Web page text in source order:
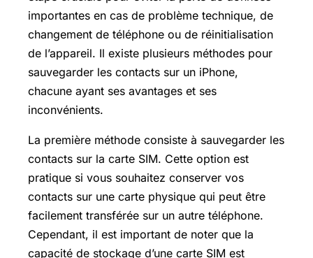
importantes en cas de problème technique, de
changement de téléphone ou de réinitialisation
de l’appareil. Il existe plusieurs méthodes pour
sauvegarder les contacts sur un iPhone,
chacune ayant ses avantages et ses
inconvénients.
La première méthode consiste à sauvegarder les
contacts sur la carte SIM. Cette option est
pratique si vous souhaitez conserver vos
contacts sur une carte physique qui peut être
facilement transférée sur un autre téléphone.
Cependant, il est important de noter que la
capacité de stockage d’une carte SIM est